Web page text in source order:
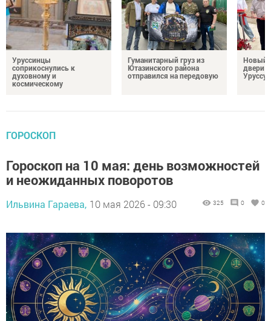
Уруссинцы
соприкоснулись к
духовному и
космическому
Гуманитарный груз из
Ютазинского района
отправился на передовую
Новый
двери
Уруссу
ГОРОСКОП
Гороскоп на 10 мая: день возможностей
и неожиданных поворотов
Ильвина Гараева, 10 мая 2026 - 09:30 325 0 0